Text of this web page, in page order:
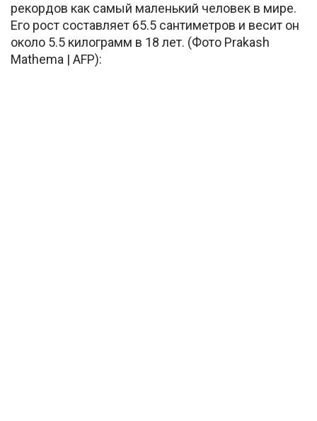
рекордов как самый маленький человек в мире.
Его рост составляет 65.5 сантиметров и весит он
около 5.5 килограмм в 18 лет. (Фото Prakash
Mathema | AFP):